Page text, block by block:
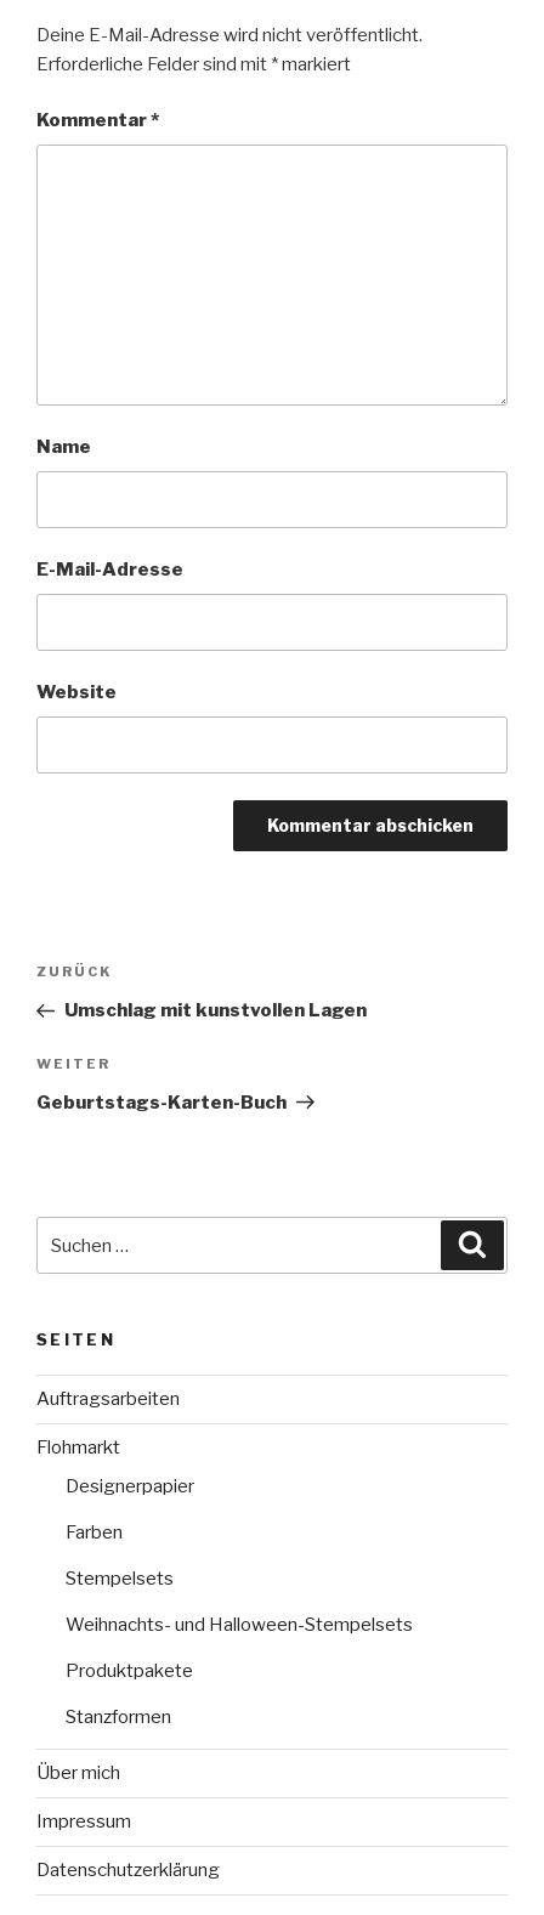
Deine E-Mail-Adresse wird nicht veröffentlicht.
Erforderliche Felder sind mit *markiert
Kommentar*
Name
E-Mail-Adresse
Website
Beitragsnavigation
Vorheriger
Beitrag
ZURÜCK
Umschlag mit kunstvollen Lagen
Nächster
Beitrag
WEITER
Geburtstags-Karten-Buch
nach:
SEITEN
Auftragsarbeiten
Flohmarkt
Designerpapier
Farben
Stempelsets
Weihnachts- und Halloween-Stempelsets
Produktpakete
Stanzformen
Über mich
Impressum
Datenschutzerklärung